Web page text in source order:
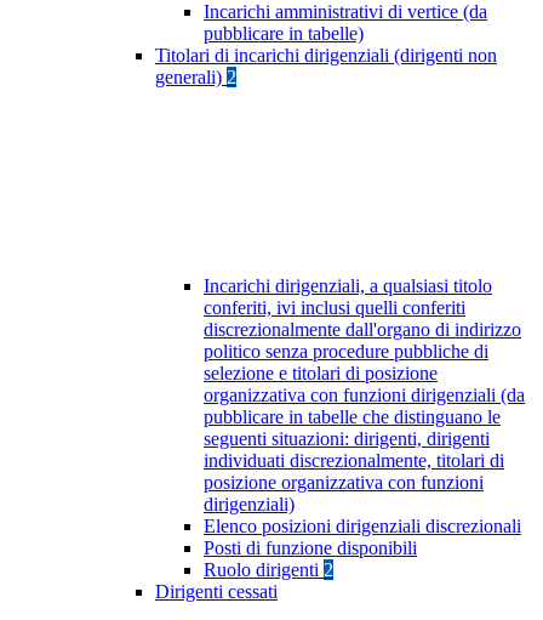
Incarichi amministrativi di vertice (da
pubblicare in tabelle)
Titolari di incarichi dirigenziali (dirigenti non
generali) 2
Incarichi dirigenziali, a qualsiasi titolo
conferiti, ivi inclusi quelli conferiti
discrezionalmente dall'organo di indirizzo
politico senza procedure pubbliche di
selezione e titolari di posizione
organizzativa con funzioni dirigenziali (da
pubblicare in tabelle che distinguano le
seguenti situazioni: dirigenti, dirigenti
individuati discrezionalmente, titolari di
posizione organizzativa con funzioni
dirigenziali)
Elenco posizioni dirigenziali discrezionali
Posti di funzione disponibili
Ruolo dirigenti 2
Dirigenti cessati